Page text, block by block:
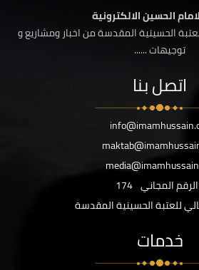
الحسين الالكترونية
الحسينية المقدسة من اخبار ومشاريع و
توجيهات ......
اتصل بنا
الرقم المجاني 174
للعتبة الحسينية المقدسة
خدمات